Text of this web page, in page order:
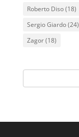
Roberto Diso(18)
Sergio Giardo(24)
Zagor(18)